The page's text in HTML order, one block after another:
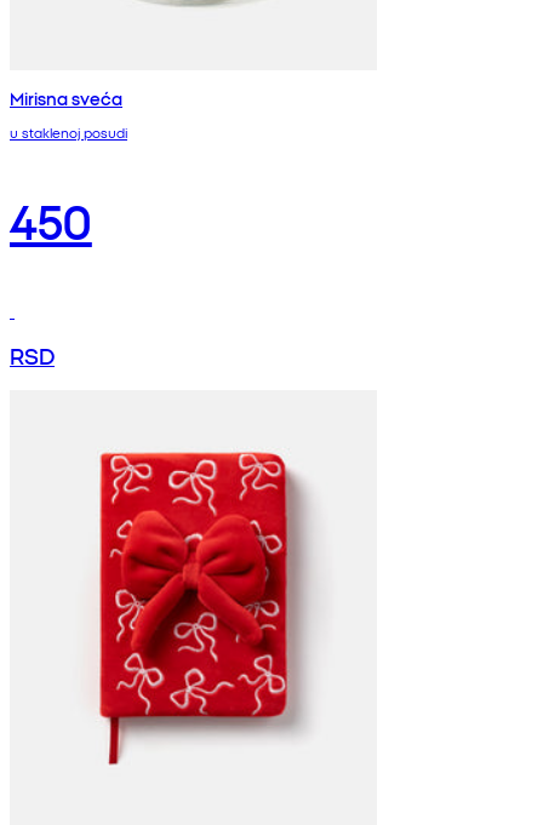
Mirisna sveća
u staklenoj posudi
450
RSD